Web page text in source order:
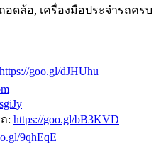
ดล้อ, เครื่องมือประจำรถครบ
https://goo.gl/dJHUhu
: https://goo.gl/bB3KVD
9qhEqE